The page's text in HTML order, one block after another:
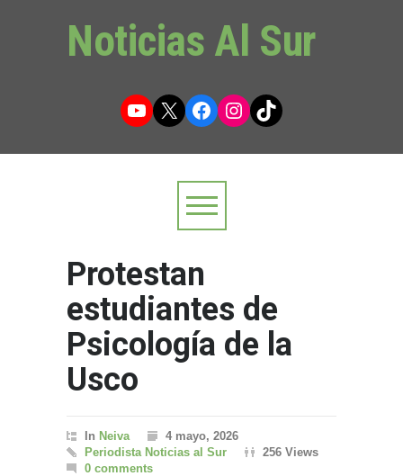
Noticias Al Sur
YouTube
X Facebook
Instagram
TikTok
Protestan
estudiantes de
Psicología de la
Usco
In Neiva
4 mayo, 2026
Periodista Noticias al Sur
256 Views
0 comments